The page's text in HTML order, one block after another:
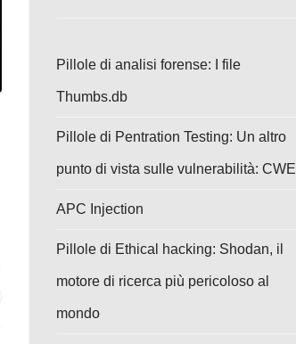
Pillole di analisi forense: I file
Thumbs.db
Pillole di Pentration Testing: Un altro
punto di vista sulle vulnerabilità: CWE
APC Injection
Pillole di Ethical hacking: Shodan, il
motore di ricerca più pericoloso al
mondo